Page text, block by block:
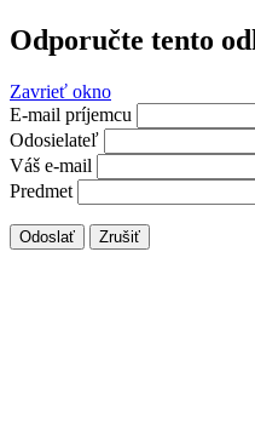
Odporučte tento
Zavrieť okno
E-mail príjemcu
Odosielateľ
Váš e-mail
Predmet
Odoslať Zrušiť